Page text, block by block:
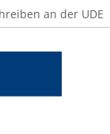
an der UDE